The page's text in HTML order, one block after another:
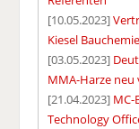
[10.05.2023]
Kiesel Bauchemie
[03.05.2023]
MMA-Harze
[21.04.2023] MC-
Technology